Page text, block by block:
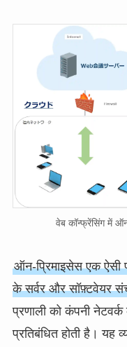
वेब कॉन्फ्रेंसिंग में
ऑन-प्रिमाइसेस एक ऐसी
के सर्वर और सॉफ़्टवेयर
प्रणाली को कंपनी
प्रतिबंधित होती है। यह